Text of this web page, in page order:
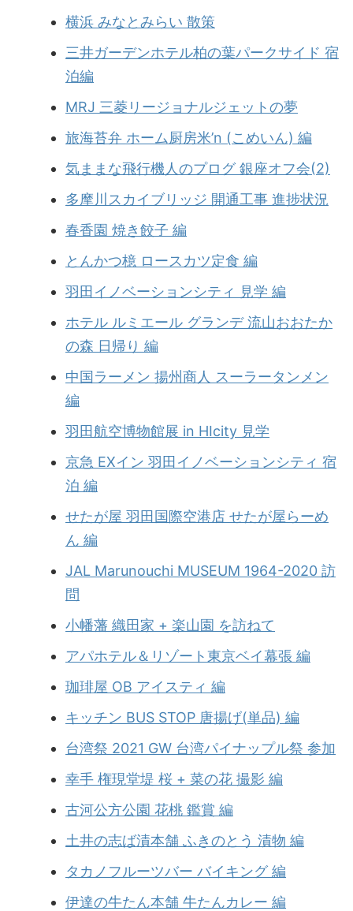
横浜 みなとみらい 散策
三井ガーデンホテル柏の葉パークサイド 宿
泊編
MRJ 三菱リージョナルジェットの夢
旅海苔弁 ホーム厨房米’n (こめいん) 編
気ままな飛行機人のプログ 銀座オフ会(2)
多摩川スカイブリッジ 開通工事 進捗状況
春香園 焼き餃子 編
とんかつ檍 ロースカツ定食 編
羽田イノベーションシティ 見学 編
ホテル ルミエール グランデ 流山おおたか
の森 日帰り 編
中国ラーメン 揚州商人 スーラータンメン
編
羽田航空博物館展 in HIcity 見学
京急 EXイン 羽田イノベーションシティ 宿
泊 編
せたが屋 羽田国際空港店 せたが屋らーめ
ん 編
JAL Marunouchi MUSEUM 1964-2020 訪
問
小幡藩 織田家 + 楽山園 を訪ねて
アパホテル＆リゾート東京ベイ幕張 編
珈琲屋 OB アイスティ 編
キッチン BUS STOP 唐揚げ(単品) 編
台湾祭 2021 GW 台湾パイナップル祭 参加
幸手 権現堂堤 桜 + 菜の花 撮影 編
古河公方公園 花桃 鑑賞 編
土井の志ば漬本舗 ふきのとう 漬物 編
タカノフルーツバー バイキング 編
伊達の牛たん本舗 牛たんカレー 編